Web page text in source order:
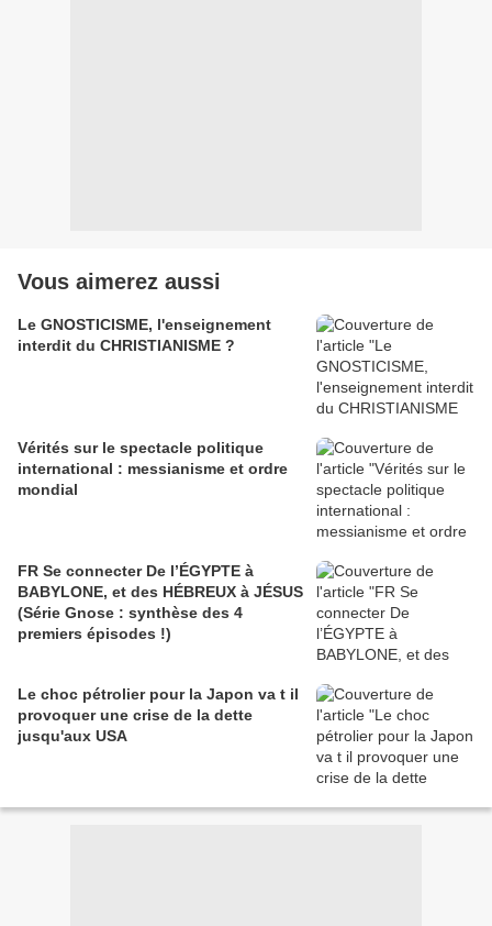
Vous aimerez aussi
Le GNOSTICISME, l'enseignement
interdit du CHRISTIANISME ?
Vérités sur le spectacle politique
international : messianisme et ordre
mondial
FR Se connecter De l’ÉGYPTE à
BABYLONE, et des HÉBREUX à JÉSUS
(Série Gnose : synthèse des 4
premiers épisodes !)
Le choc pétrolier pour la Japon va t il
provoquer une crise de la dette
jusqu'aux USA